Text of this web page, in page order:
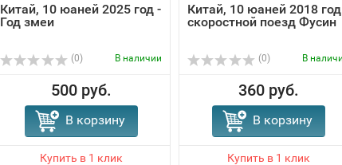
Китай, 10 юаней 2025 год -
Год змеи
(0) В наличии
500 руб.
В корзину
Китай, 10 юаней 2018
скоростной поезд Фусин
(0) В
360 руб.
В корзину